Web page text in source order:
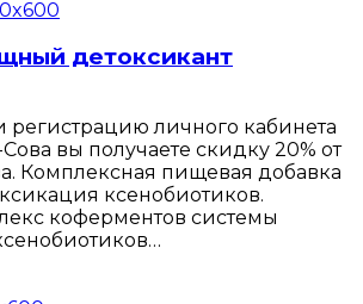
детоксикант
личного кабинета
вы получаете скидку 20% от
Комплексная пищевая добавка
ксенобиотиков.
коферментов системы